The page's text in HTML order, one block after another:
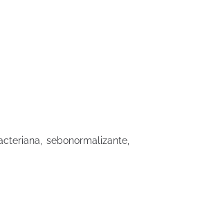
sebonormalizante,